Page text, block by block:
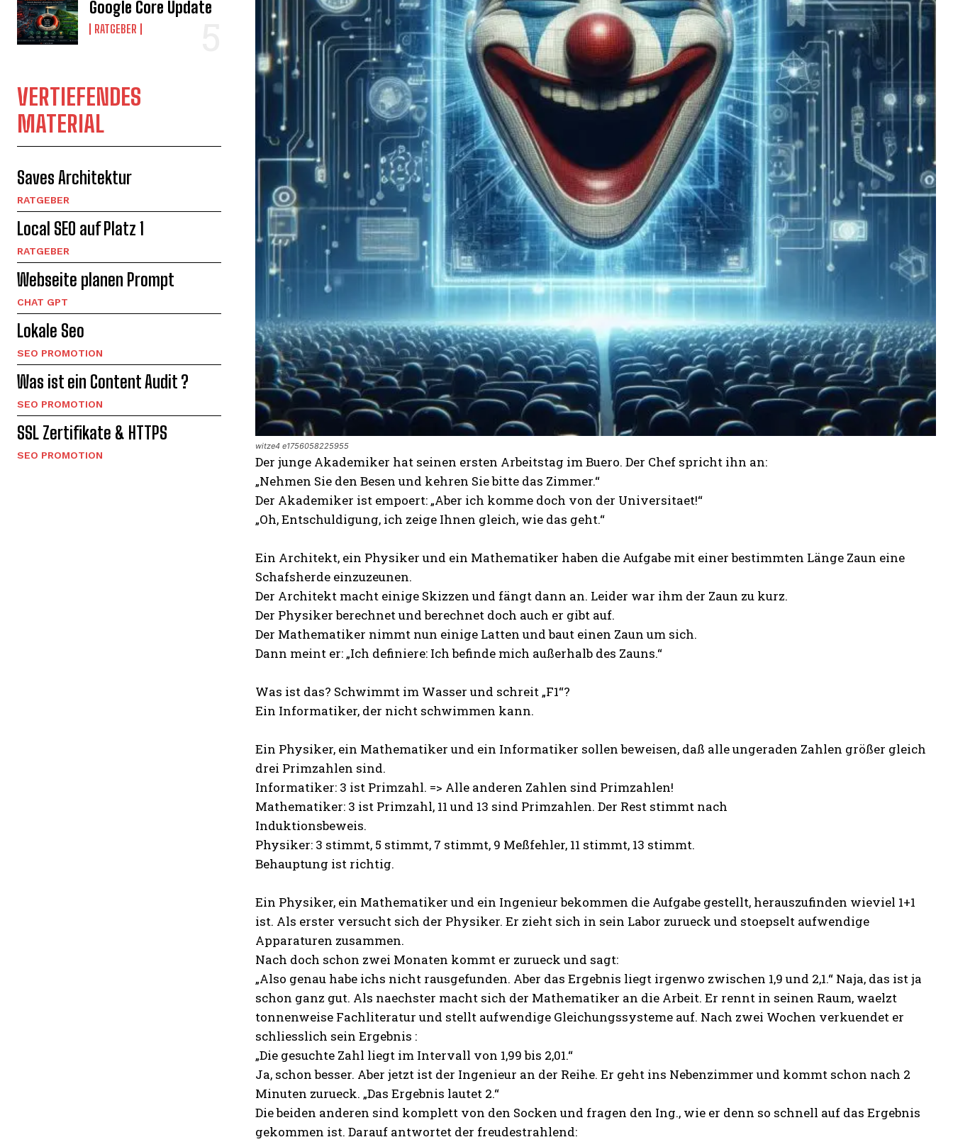
KOSTENLOS FREISCHALTEN
Datenschutzerklärung
Google Core Update
RATGEBER
VERTIEFENDES
MATERIAL
Saves Architektur
RATGEBER
Local SEO auf Platz 1
RATGEBER
Webseite planen Prompt
CHAT GPT
Lokale Seo
SEO PROMOTION
Was ist ein Content Audit ?
SEO PROMOTION
SSL Zertifikate & HTTPS
SEO PROMOTION
witze4 e1756058225955
Der junge Akademiker hat seinen ersten Arbeitstag im Buero. Der Chef spricht ihn an:
„Nehmen Sie den Besen und kehren Sie bitte das Zimmer.“
Der Akademiker ist empoert: „Aber ich komme doch von der Universitaet!“
„Oh, Entschuldigung, ich zeige Ihnen gleich, wie das geht.“
Ein Architekt, ein Physiker und ein Mathematiker haben die Aufgabe mit einer bestimmten Länge Zaun eine
Schafsherde einzuzeunen.
Der Architekt macht einige Skizzen und fängt dann an. Leider war ihm der Zaun zu kurz.
Der Physiker berechnet und berechnet doch auch er gibt auf.
Der Mathematiker nimmt nun einige Latten und baut einen Zaun um sich.
Dann meint er: „Ich definiere: Ich befinde mich außerhalb des Zauns.“
Was ist das? Schwimmt im Wasser und schreit „F1“?
Ein Informatiker, der nicht schwimmen kann.
Ein Physiker, ein Mathematiker und ein Informatiker sollen beweisen, daß alle ungeraden Zahlen größer gleich
drei Primzahlen sind.
Informatiker: 3 ist Primzahl. => Alle anderen Zahlen sind Primzahlen!
Mathematiker: 3 ist Primzahl, 11 und 13 sind Primzahlen. Der Rest stimmt nach
Induktionsbeweis.
Physiker: 3 stimmt, 5 stimmt, 7 stimmt, 9 Meßfehler, 11 stimmt, 13 stimmt.
Behauptung ist richtig.
Ein Physiker, ein Mathematiker und ein Ingenieur bekommen die Aufgabe gestellt, herauszufinden wieviel 1+1
ist. Als erster versucht sich der Physiker. Er zieht sich in sein Labor zurueck und stoepselt aufwendige
Apparaturen zusammen.
Nach doch schon zwei Monaten kommt er zurueck und sagt:
„Also genau habe ichs nicht rausgefunden. Aber das Ergebnis liegt irgenwo zwischen 1,9 und 2,1.“ Naja, das ist ja
schon ganz gut. Als naechster macht sich der Mathematiker an die Arbeit. Er rennt in seinen Raum, waelzt
tonnenweise Fachliteratur und stellt aufwendige Gleichungssysteme auf. Nach zwei Wochen verkuendet er
schliesslich sein Ergebnis :
„Die gesuchte Zahl liegt im Intervall von 1,99 bis 2,01.“
Ja, schon besser. Aber jetzt ist der Ingenieur an der Reihe. Er geht ins Nebenzimmer und kommt schon nach 2
Minuten zurueck. „Das Ergebnis lautet 2.“
Die beiden anderen sind komplett von den Socken und fragen den Ing., wie er denn so schnell auf das Ergebnis
gekommen ist. Darauf antwortet der freudestrahlend: